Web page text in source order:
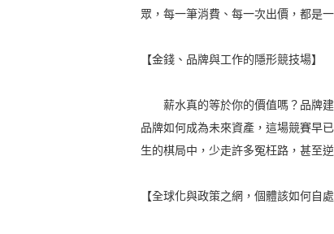
眾，每一筆消費、每一次出價，都是
【金錢、品牌與工作的隱形競技場】
薪水真的等於你的價值嗎？品牌建
品牌如何成為未來資產，這場競賽早
生的棋局中，少走許多冤枉路，甚至逆
【全球化與政策之網，個體該如何自處